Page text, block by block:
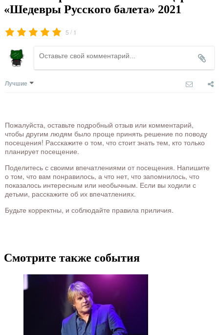
«Шедевры Русского балета» 2021
5 / 1
Лучшие
Пожалуйста, оставьте подробный отзыв или комментарий,
чтобы другим людям было проще принять решение по поводу
посещения! Расскажите о том, что стоит знать тем, кто только
планирует посещение.
Поделитесь с своими впечатлениями от посещения. Напишите
о том, что вам понравилось, а что нет, что запомнилось, что
показалось интересным или необычным. Если вы ходили с
детьми, расскажите об их впечатлениях.
Будьте корректны, и соблюдайте правила приличия.
Смотрите также события